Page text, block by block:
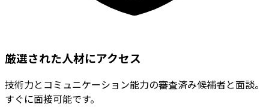
厳選された人材にアクセス
技術力とコミュニケーション能力の審査済み候補者と面談。
すぐに面接可能です。